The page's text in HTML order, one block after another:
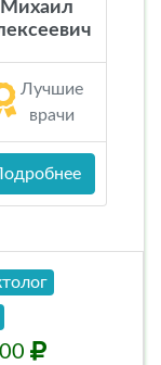
Михаил
Лучшие
врачи